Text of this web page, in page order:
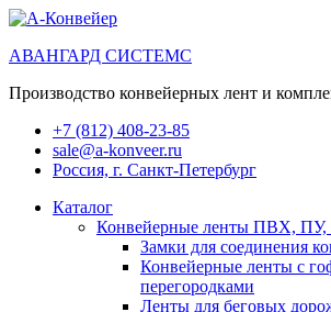
АВАНГАРД СИСТЕМС
Производство конвейерных лент и
+7 (812) 408-23-85
sale@a-konveer.ru
Россия, г. Санкт-Петербург
Каталог
Конвейерные ленты ПВХ,
Замки для соединения
Конвейерные ленты с
перегородками
Ленты для беговых